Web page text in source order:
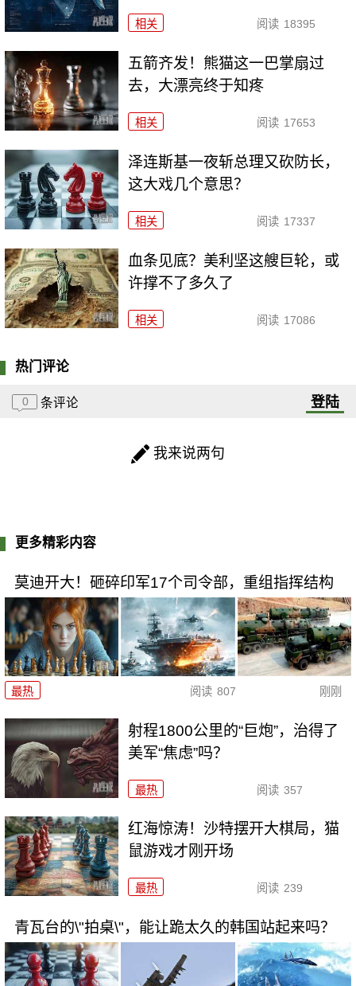
相关 阅读 18395
五箭齐发！熊猫这一巴掌扇过
去，大漂亮终于知疼
相关 阅读 17653
泽连斯基一夜斩总理又砍防长，
这大戏几个意思？
相关 阅读 17337
血条见底？美利坚这艘巨轮，或
许撑不了多久了
相关 阅读 17086
热门评论
0 条评论 登陆
我来说两句
更多精彩内容
莫迪开大！砸碎印军17个司令部，重组指挥结构
最热 阅读 807 刚刚
射程1800公里的“巨炮”，治得了
美军“焦虑”吗？
最热 阅读 357
红海惊涛！沙特摆开大棋局，猫
鼠游戏才刚开场
最热 阅读 239
青瓦台的\"拍桌\"，能让跪太久的韩国站起来吗？